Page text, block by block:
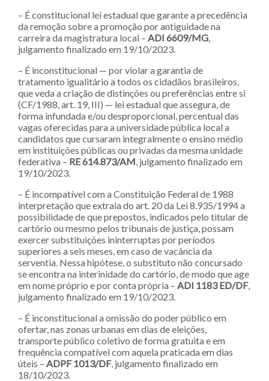
– É constitucional lei estadual que garante a precedência
da remoção sobre a promoção por antiguidade na
carreira da magistratura local – ADI 6609/MG,
julgamento finalizado em 19/10/2023.
– É inconstitucional — por violar a garantia de
tratamento igualitário a todos os cidadãos brasileiros,
que veda a criação de distinções ou preferências entre si
(CF/1988, art. 19, III) — lei estadual que assegura, de
forma infundada e/ou desproporcional, percentual das
vagas oferecidas para a universidade pública local a
candidatos que cursaram integralmente o ensino médio
em instituições públicas ou privadas da mesma unidade
federativa – RE 614.873/AM, julgamento finalizado em
19/10/2023.
– É incompatível com a Constituição Federal de 1988
interpretação que extraia do art. 20 da Lei 8.935/1994 a
possibilidade de que prepostos, indicados pelo titular de
cartório ou mesmo pelos tribunais de justiça, possam
exercer substituições ininterruptas por períodos
superiores a seis meses, em caso de vacância da
serventia. Nessa hipótese, o substituto não concursado
se encontra na interinidade do cartório, de modo que age
em nome próprio e por conta própria – ADI 1183 ED/DF,
julgamento finalizado em 19/10/2023.
– É inconstitucional a omissão do poder público em
ofertar, nas zonas urbanas em dias de eleições,
transporte público coletivo de forma gratuita e em
frequência compatível com aquela praticada em dias
úteis – ADPF 1013/DF, julgamento finalizado em
18/10/2023.